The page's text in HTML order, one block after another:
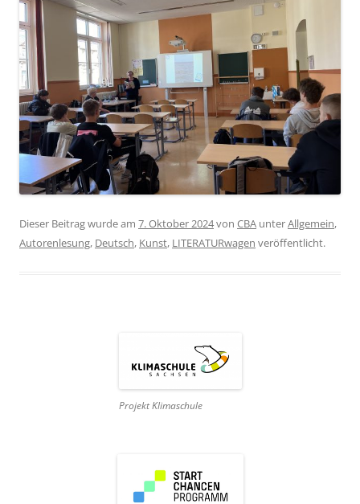
Dieser Beitrag wurde am 7. Oktober 2024von CBA unterAllgemein,
Autorenlesung, Deutsch, Kunst, LITERATURwagen veröffentlicht.
Projekt Klimaschule